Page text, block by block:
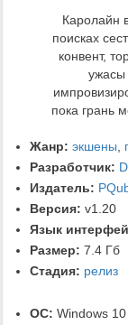
Каролайн
поисках
конвент,
ужасы
пока грань
Жанр: экшены
Разработчик:
Издатель:
Версия: v1.20
Язык
Размер: 7.4 Гб
Стадия: релиз
ОС: Windows